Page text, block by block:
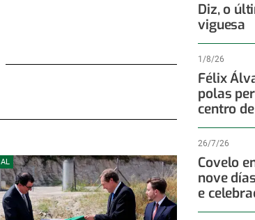
Diz, o
viguesa
1/8/26
Félix
polas
centro
26/7/26
Covelo
nove
e